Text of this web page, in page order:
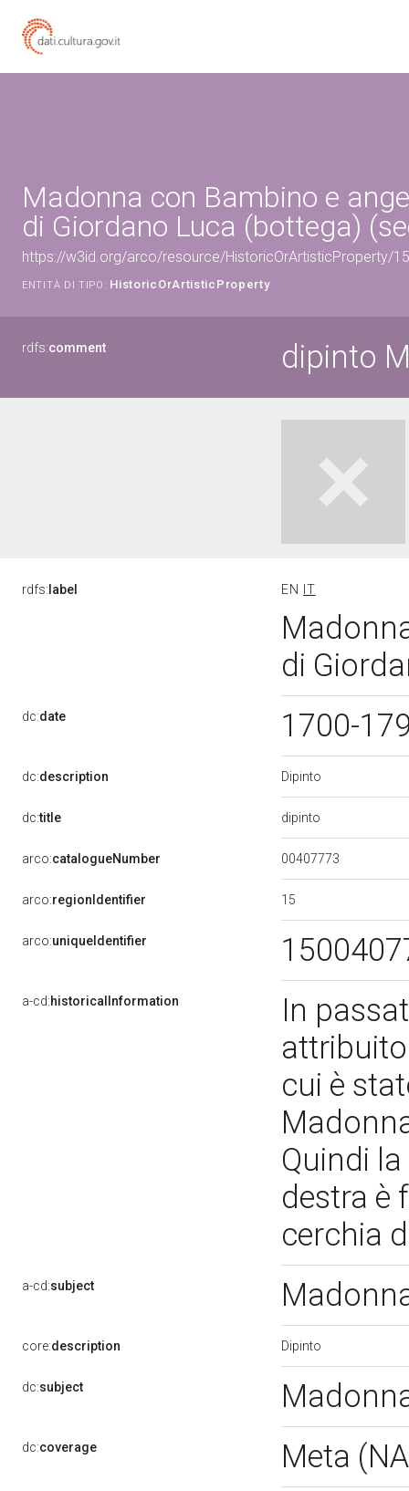
Madonna con Bambino e
di Giordano Luca (bottega)
https://w3id.org/arco/resource/HistoricOrArtisticProperty/
ENTITÀ DI TIPO: HistoricOrArtisticProperty
rdfs:comment dipinto
rdfs: label EN IT
di
dc:date 1700-
dc:description Dipinto
dc:title dipinto
arco:catalogueNumber 00407773
arco:regionIdentifier 15
arco:uniqueIdentifier
a-cd:historicalInformation
In
cui è
Quindi
destra è
cerchia
a-cd:subject
core:description Dipinto
dc:subject
dc:coverage Meta